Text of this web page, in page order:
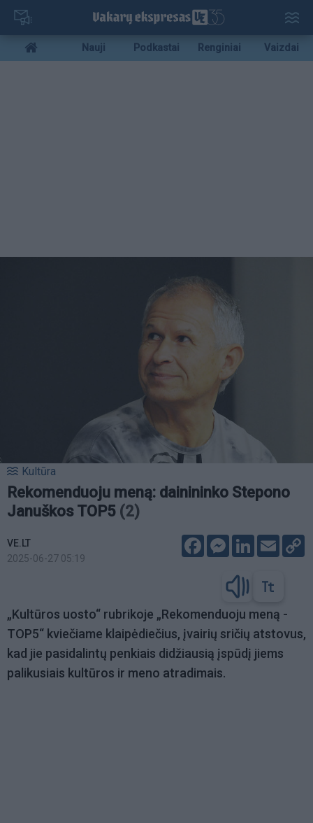
Pereiti
pagrindinį
turinį
Mobile
menu
Nauji Podkastai Renginiai Vaizdai
Kultūra
Rekomenduoju meną: dainininko Stepono
Januškos TOP5 (2)
VE.LT
2025-06-27 05:19
FacebookMessenger
LinkedIn
Email
„Kultūros uosto“ rubrikoje „Rekomenduoju meną -
TOP5“ kviečiame klaipėdiečius, įvairių sričių atstovus,
kad jie pasidalintų penkiais didžiausią įspūdį jiems
palikusiais kultūros ir meno atradimais.